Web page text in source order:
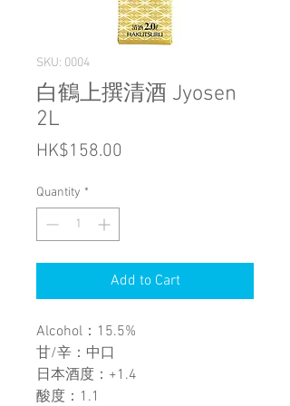
SKU: 0004
白鶴上撰清酒 Jyosen
2L
HK$158.00
Quantity *
Add to Cart
Alcohol：15.5%
甘/辛：中口
日本酒度：+1.4
酸度：1.1